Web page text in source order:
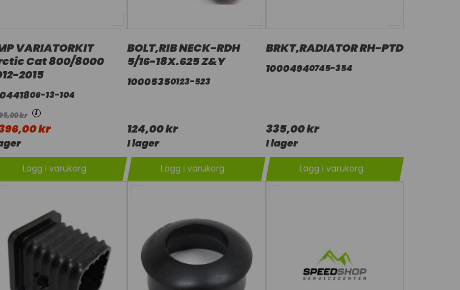
VARIATORKIT
Cat 800/8000
2015
06-13-104
kr i
kr
Lägg i varukorg
BOLT,RIB NECK-RDH
5/16-18X.625 Z&Y
10005350123-523
124,00 kr
I lager
Lägg i varukorg
BRKT,RADIATOR RH-PTD
10004940745-354
335,00 kr
I lager
Lägg i varukorg